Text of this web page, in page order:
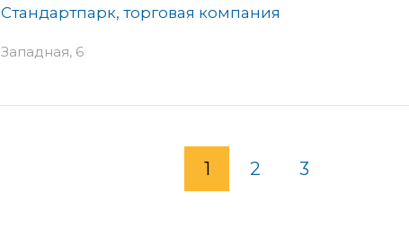
Стандартпарк, торговая компания
Западная, 6
1 2 3